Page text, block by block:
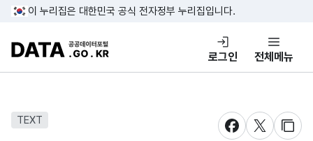
콘텐츠 바로가기
푸터 바로가기
이 누리집은 대한민국 공식 전자정부 누리집입니다.
DATA.GO.KR 공공데이터포털
로그인 전체메뉴
TEXT
새창 열림새창 열림
새창